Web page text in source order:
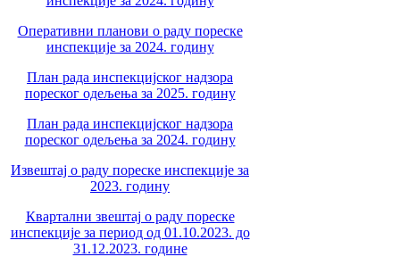
Оперативни планови о раду пореске
инспекције за 2024. годину
План рада инспекцијског надзора
пореског одељења за 2025. годину
План рада инспекцијског надзора
пореског одељења за 2024. годину
Извештај о раду пореске инспекције за
2023. годину
Квартални звештај о раду пореске
инспекције за период од 01.10.2023. до
31.12.2023. године